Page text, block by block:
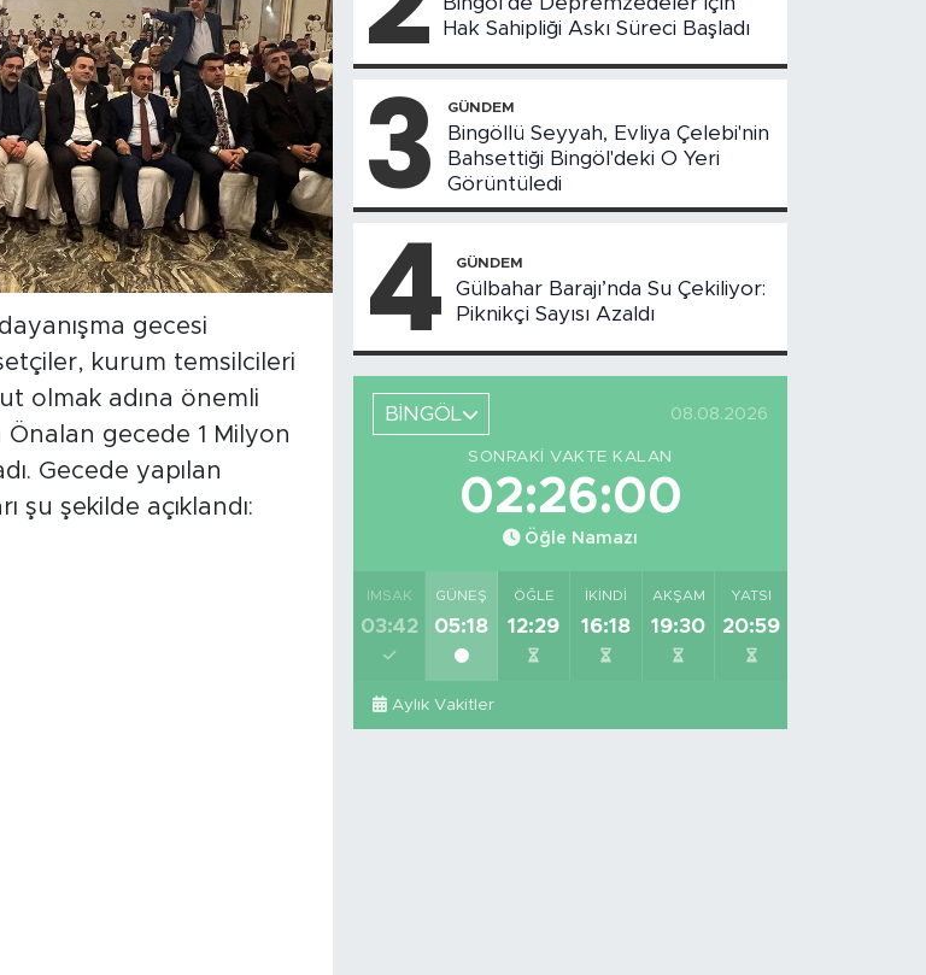
gecesi
kurum temsilcileri
olmak adına önemli
Önalan gecede 1 Milyon
Gecede yapılan
şu şekilde açıklandı:
Hak Sahipliği Askı Süreci Başladı
3 GÜNDEM
Bingöllü Seyyah, Evliya Çelebi'nin
Bahsettiği Bingöl'deki O Yeri
Görüntüledi
4 GÜNDEM
Gülbahar Barajı’nda Su Çekiliyor:
Piknikçi Sayısı Azaldı
BİNGÖL 08.08.2026
SONRAKI VAKTE KALAN
02:25:59
Öğle Namazı
İMSAK
03:42
GÜNEŞ
05:18
ÖĞLE
12:29
İKINDI
16:18
AKŞAM
19:30
YATSI
20:59
Aylık Vakitler